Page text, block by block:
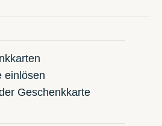
einlösen
Geschenkkarte